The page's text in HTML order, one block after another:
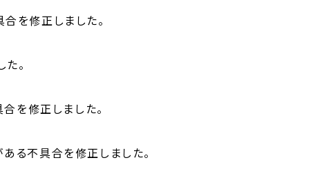
を修正しました。
。
を修正しました。
る不具合を修正しました。